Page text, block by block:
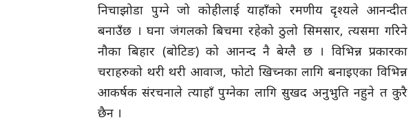
निचाझोडा पुग्ने जो कोहीलाई याहाँको रमणीय दृश्यले आनन्दीत
बनाउँछ । घना जंगलको बिचमा रहेको ठुलो सिमसार, त्यसमा गरिने
नौका बिहार (बोटिङ) को आनन्द नै बेग्लै छ । विभिन्न प्रकारका
चराहरुको थरी थरी आवाज, फोटो खिच्नका लागि बनाइएका विभिन्न
आकर्षक संरचनाले त्याहाँ पुग्नेका लागि सुखद अनुभुति नहुने त कुरै
छैन ।